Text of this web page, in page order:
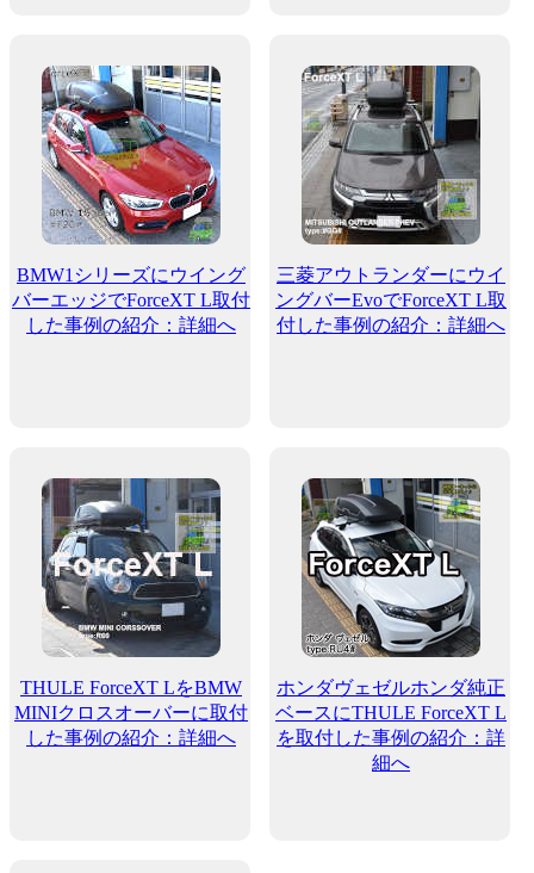
BMW1シリーズにウイング
バーエッジでForceXT L取付
した事例の紹介：詳細へ
三菱アウトランダーにウイ
ングバーEvoでForceXT L取
付した事例の紹介：詳細へ
THULE ForceXT LをBMW
MINIクロスオーバーに取付
した事例の紹介：詳細へ
ホンダヴェゼルホンダ純正
ベースにTHULE ForceXT L
を取付した事例の紹介：詳
細へ